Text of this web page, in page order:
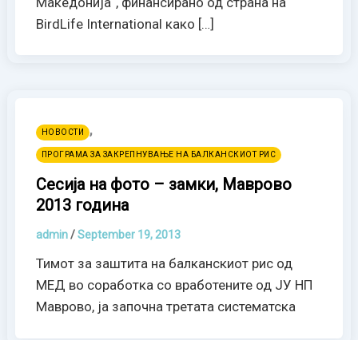
BirdLife International како […]
НОВОСТИ ,
ПРОГРАМА ЗА ЗАКРЕПНУВАЊЕ НА БАЛКАНСКИОТ РИС
Сесија на фото – замки, Маврово
2013 година
admin/September 19, 2013
Тимот за заштита на балканскиот рис од
МЕД во соработка со вработените од ЈУ НП
Маврово, ја започна третата систематска